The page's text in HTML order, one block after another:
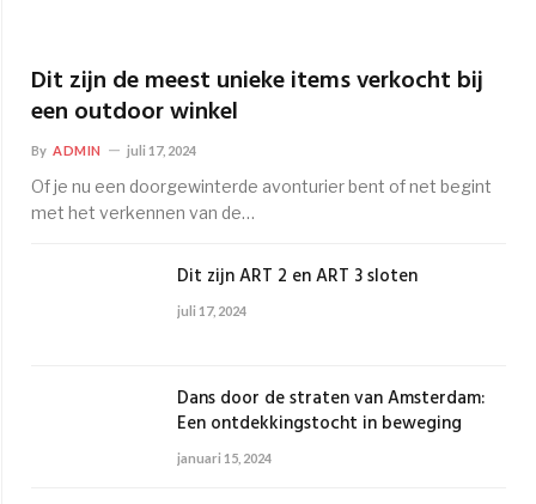
Dit zijn de meest unieke items verkocht bij
een outdoor winkel
By ADMIN juli 17, 2024
Of je nu een doorgewinterde avonturier bent of net begint
met het verkennen van de…
Dit zijn ART 2 en ART 3 sloten
juli 17, 2024
Dans door de straten van Amsterdam:
Een ontdekkingstocht in beweging
januari 15, 2024